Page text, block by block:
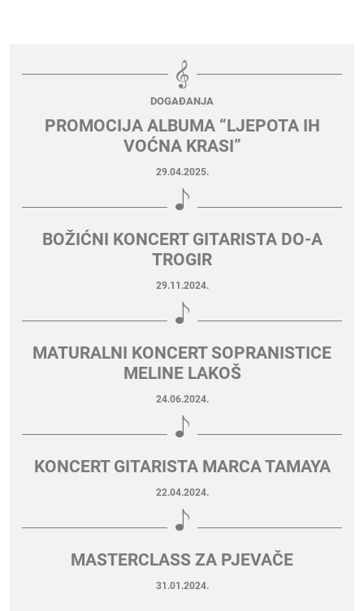
DOGAĐANJA
PROMOCIJA ALBUMA “LJEPOTA IH
VOĆNA KRASI”
29.04.2025.
BOŽIĆNI KONCERT GITARISTA DO-A
TROGIR
29.11.2024.
MATURALNI KONCERT SOPRANISTICE
MELINE LAKOŠ
24.06.2024.
KONCERT GITARISTA MARCA TAMAYA
22.04.2024.
MASTERCLASS ZA PJEVAČE
31.01.2024.